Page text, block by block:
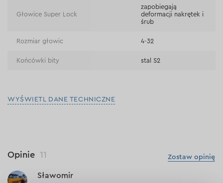
Głowice Super Lock
zapobiegają
deformacji nakrętek i
śrub
Rozmiar głowic 4-32
Końcówki bity stal S2
WYŚWIETL DANE TECHNICZNE
Zostaw opinię
Opinie 11
Sławomir